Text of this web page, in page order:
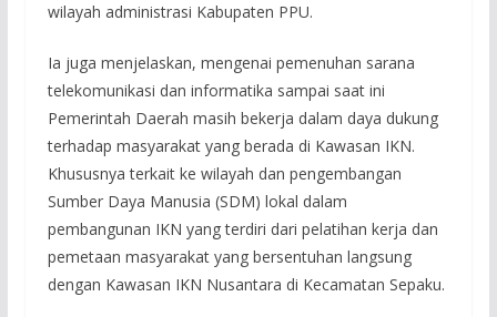
wilayah administrasi Kabupaten PPU.
Ia juga menjelaskan, mengenai pemenuhan sarana
telekomunikasi dan informatika sampai saat ini
Pemerintah Daerah masih bekerja dalam daya dukung
terhadap masyarakat yang berada di Kawasan IKN.
Khususnya terkait ke wilayah dan pengembangan
Sumber Daya Manusia (SDM) lokal dalam
pembangunan IKN yang terdiri dari pelatihan kerja dan
pemetaan masyarakat yang bersentuhan langsung
dengan Kawasan IKN Nusantara di Kecamatan Sepaku.